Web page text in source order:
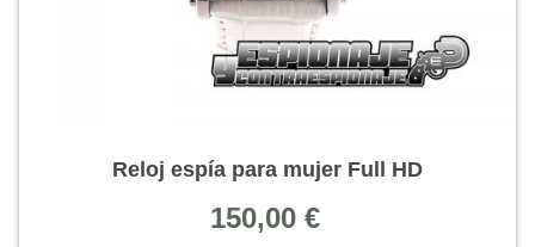
Reloj espía para mujer Full HD
150,00 €